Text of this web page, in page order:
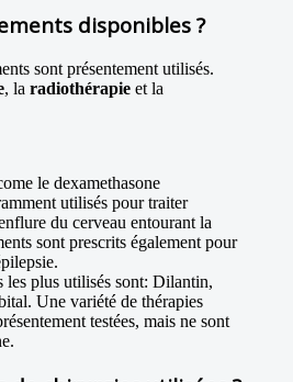
disponibles ?
sont présentement utilisés.
, la radiothérapie et la
le dexamethasone
utilisés pour traiter
du cerveau entourant la
sont prescrits également pour
les plus utilisés sont: Dilantin,
Une variété de thérapies
testées, mais ne sont